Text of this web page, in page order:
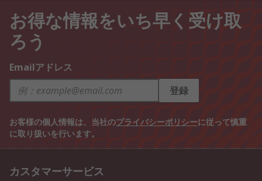
お得な情報をいち早く受け取
ろう
Emailアドレス
登録
お客様の個人情報は、当社のプライバシーポリシーに従って慎重
に取り扱いを行います。
カスタマーサービス